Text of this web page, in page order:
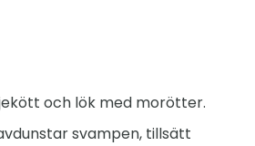
och lök med morötter.
svampen, tillsätt